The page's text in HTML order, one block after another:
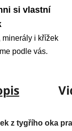
si vlastní
minerály i křížek
podle vás.
z tygřího oka